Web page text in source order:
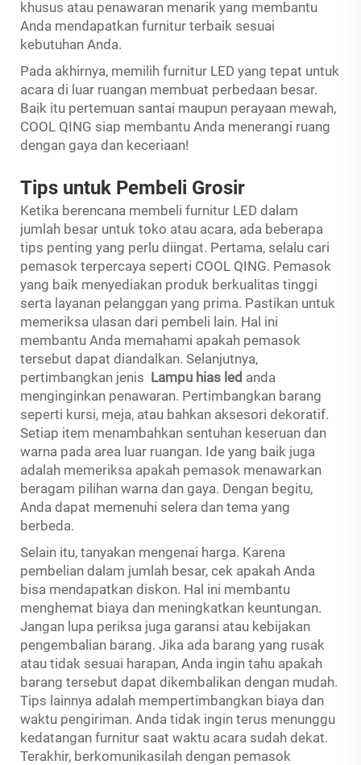
khusus atau penawaran menarik yang membantu
Anda mendapatkan furnitur terbaik sesuai
kebutuhan Anda.
Pada akhirnya, memilih furnitur LED yang tepat untuk
acara di luar ruangan membuat perbedaan besar.
Baik itu pertemuan santai maupun perayaan mewah,
COOL QING siap membantu Anda menerangi ruang
dengan gaya dan keceriaan!
Tips untuk Pembeli Grosir
Ketika berencana membeli furnitur LED dalam
jumlah besar untuk toko atau acara, ada beberapa
tips penting yang perlu diingat. Pertama, selalu cari
pemasok terpercaya seperti COOL QING. Pemasok
yang baik menyediakan produk berkualitas tinggi
serta layanan pelanggan yang prima. Pastikan untuk
memeriksa ulasan dari pembeli lain. Hal ini
membantu Anda memahami apakah pemasok
tersebut dapat diandalkan. Selanjutnya,
pertimbangkan jenis Lampu hias led anda
menginginkan penawaran. Pertimbangkan barang
seperti kursi, meja, atau bahkan aksesori dekoratif.
Setiap item menambahkan sentuhan keseruan dan
warna pada area luar ruangan. Ide yang baik juga
adalah memeriksa apakah pemasok menawarkan
beragam pilihan warna dan gaya. Dengan begitu,
Anda dapat memenuhi selera dan tema yang
berbeda.
Selain itu, tanyakan mengenai harga. Karena
pembelian dalam jumlah besar, cek apakah Anda
bisa mendapatkan diskon. Hal ini membantu
menghemat biaya dan meningkatkan keuntungan.
Jangan lupa periksa juga garansi atau kebijakan
pengembalian barang. Jika ada barang yang rusak
atau tidak sesuai harapan, Anda ingin tahu apakah
barang tersebut dapat dikembalikan dengan mudah.
Tips lainnya adalah mempertimbangkan biaya dan
waktu pengiriman. Anda tidak ingin terus menunggu
kedatangan furnitur saat waktu acara sudah dekat.
Terakhir, berkomunikasilah dengan pemasok